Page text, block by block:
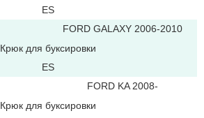
ES
FORD GALAXY 2006-2010
Крюк для буксировки
ES
FORD KA 2008-
Крюк для буксировки